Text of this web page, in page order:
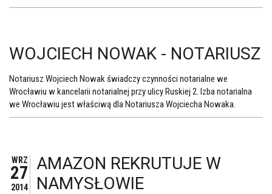
WOJCIECH NOWAK - NOTARIUSZ
Notariusz Wojciech Nowak świadczy czynności notarialne we
Wrocławiu w kancelarii notarialnej przy ulicy Ruskiej 2. Izba notarialna
we Wrocławiu jest właściwą dla Notariusza Wojciecha Nowaka.
WRZ
27
2014
AMAZON REKRUTUJE W
NAMYSŁOWIE